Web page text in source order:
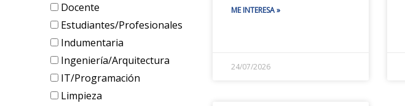
Docente
Estudiantes/Profesionales
Indumentaria
Ingeniería/Arquitectura
IT/Programación
Limpieza
ME INTERESA »
24/07/2026